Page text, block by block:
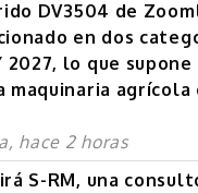
DV3504 de
en dos
2027, lo que supone
maquinaria agrícola
hace 2 horas
S-RM, una